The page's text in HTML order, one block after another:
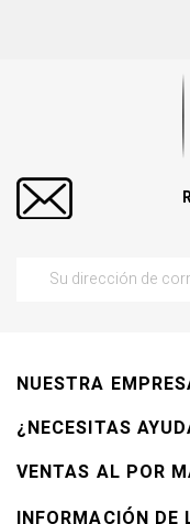
NUESTRA
¿NECESITAS
VENTAS AL POR
INFORMACIÓN DE